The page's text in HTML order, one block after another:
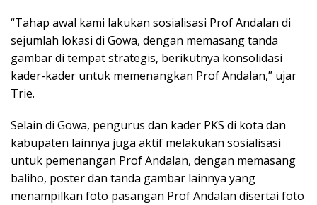
“Tahap awal kami lakukan sosialisasi Prof Andalan di
sejumlah lokasi di Gowa, dengan memasang tanda
gambar di tempat strategis, berikutnya konsolidasi
kader-kader untuk memenangkan Prof Andalan,” ujar
Trie.
Selain di Gowa, pengurus dan kader PKS di kota dan
kabupaten lainnya juga aktif melakukan sosialisasi
untuk pemenangan Prof Andalan, dengan memasang
baliho, poster dan tanda gambar lainnya yang
menampilkan foto pasangan Prof Andalan disertai foto